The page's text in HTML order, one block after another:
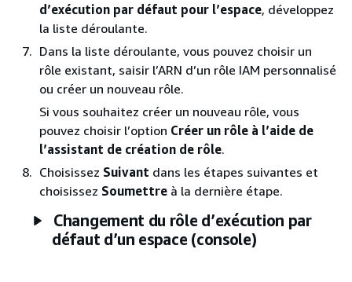
d’exécution par défaut pour l’espace, développez
la liste déroulante.
Dans la liste déroulante, vous pouvez choisir un
rôle existant, saisir l’ARN d’un rôle IAM personnalisé
ou créer un nouveau rôle.
Si vous souhaitez créer un nouveau rôle, vous
pouvez choisir l’option Créer un rôle à l’aide de
l’assistant de création de rôle.
Choisissez Suivant dans les étapes suivantes et
choisissez Soumettre à la dernière étape.
Changement du rôle d’exécution par
défaut d’un espace (console)